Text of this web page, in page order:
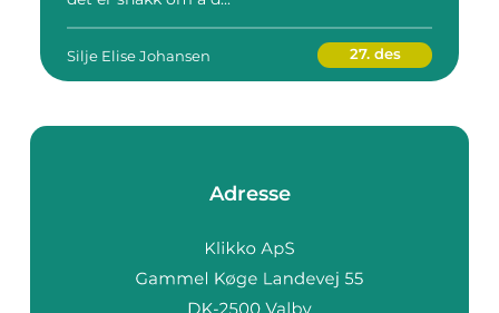
Silje Elise Johansen 27. des
Adresse